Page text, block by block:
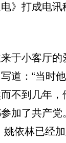
》打成电
于小客厅的
道：“当时
不到几年
加了共产党
姚依林已经